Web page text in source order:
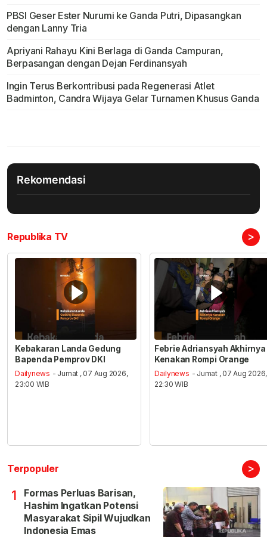
PBSI Geser Ester Nurumi ke Ganda Putri, Dipasangkan
dengan Lanny Tria
Apriyani Rahayu Kini Berlaga di Ganda Campuran,
Berpasangan dengan Dejan Ferdinansyah
Ingin Terus Berkontribusi pada Regenerasi Atlet
Badminton, Candra Wijaya Gelar Turnamen Khusus Ganda
Rekomendasi
Republika TV >
Kebakaran Landa Gedung
Bapenda Pemprov DKI
Dailynews - Jumat , 07 Aug 2026,
23:00 WIB
Febrie Adriansyah Akhirnya
Kenakan Rompi Orange
Dailynews - Jumat , 07 Aug 2026,
22:30 WIB
Terpopuler >
1
Formas Perluas Barisan,
Hashim Ingatkan Potensi
Masyarakat Sipil Wujudkan
Indonesia Emas